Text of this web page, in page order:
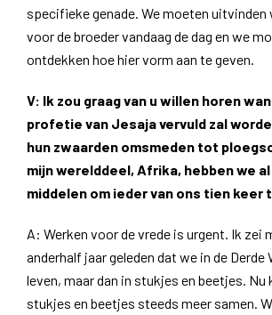
specifieke genade. We moeten uitvinden
voor de broeder vandaag de dag en we
ontdekken hoe hier vorm aan te geven.
V: Ik zou graag van u willen horen
profetie van Jesaja vervuld zal
hun zwaarden omsmeden tot
mijn werelddeel, Afrika, hebben we
middelen om ieder van ons tien keer
A: Werken voor de vrede is urgent. Ik zei
anderhalf jaar geleden dat we in de Derde
leven, maar dan in stukjes en beetjes. Nu
stukjes en beetjes steeds meer samen.